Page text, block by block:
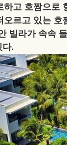
고 호짬으로
오르고 있는 호
빌라가 속속
.